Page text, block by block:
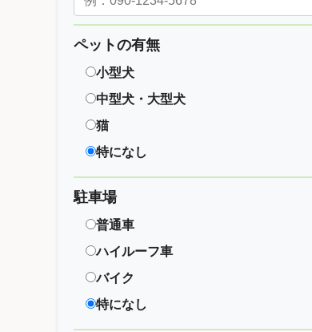
ペットの有無
小型犬
中型犬・大型犬
猫
特になし
駐車場
普通車
ハイルーフ車
バイク
特になし